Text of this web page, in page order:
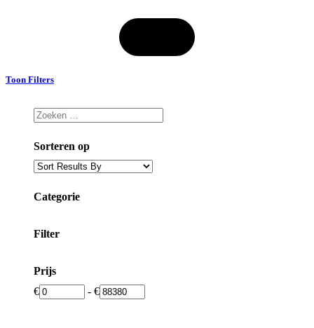
Toon Filters
Sorteren op
Categorie
Filter
Prijs
€
- €